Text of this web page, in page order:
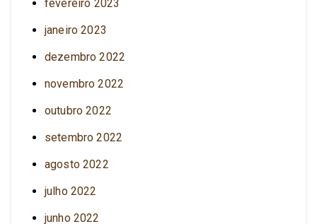
fevereiro 2023
janeiro 2023
dezembro 2022
novembro 2022
outubro 2022
setembro 2022
agosto 2022
julho 2022
junho 2022